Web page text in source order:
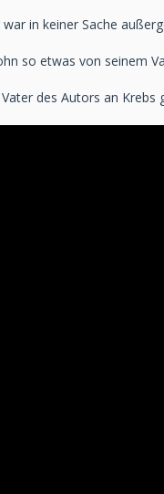
war in keiner Sache
so etwas von seinem
des Autors an